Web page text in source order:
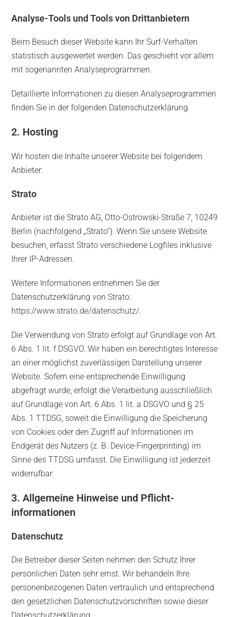
Analyse-Tools und Tools von Dritt­anbietern
Beim Besuch dieser Website kann Ihr Surf-Verhalten
statistisch ausgewertet werden. Das geschieht vor allem
mit sogenannten Analyseprogrammen.
Detaillierte Informationen zu diesen Analyseprogrammen
finden Sie in der folgenden Datenschutzerklärung.
2. Hosting
Wir hosten die Inhalte unserer Website bei folgendem
Anbieter:
Strato
Anbieter ist die Strato AG, Otto-Ostrowski-Straße 7, 10249
Berlin (nachfolgend „Strato“). Wenn Sie unsere Website
besuchen, erfasst Strato verschiedene Logfiles inklusive
Ihrer IP-Adressen.
Weitere Informationen entnehmen Sie der
Datenschutzerklärung von Strato:
https://www.strato.de/datenschutz/.
Die Verwendung von Strato erfolgt auf Grundlage von Art.
6 Abs. 1 lit. f DSGVO. Wir haben ein berechtigtes Interesse
an einer möglichst zuverlässigen Darstellung unserer
Website. Sofern eine entsprechende Einwilligung
abgefragt wurde, erfolgt die Verarbeitung ausschließlich
auf Grundlage von Art. 6 Abs. 1 lit. a DSGVO und § 25
Abs. 1 TTDSG, soweit die Einwilligung die Speicherung
von Cookies oder den Zugriff auf Informationen im
Endgerät des Nutzers (z. B. Device-Fingerprinting) im
Sinne des TTDSG umfasst. Die Einwilligung ist jederzeit
widerrufbar.
3. Allgemeine Hinweise und Pflicht­
informationen
Datenschutz
Die Betreiber dieser Seiten nehmen den Schutz Ihrer
persönlichen Daten sehr ernst. Wir behandeln Ihre
personenbezogenen Daten vertraulich und entsprechend
den gesetzlichen Datenschutzvorschriften sowie dieser